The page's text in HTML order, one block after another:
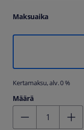
Maksuaika
Kertamaksu, alv. 0 %
Määrä